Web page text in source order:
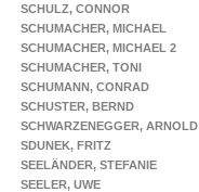
SCHULZ, CONNOR
SCHUMACHER, MICHAEL
SCHUMACHER, MICHAEL 2
SCHUMACHER, TONI
SCHUMANN, CONRAD
SCHUSTER, BERND
SCHWARZENEGGER, ARNOLD
SDUNEK, FRITZ
SEELÄNDER, STEFANIE
SEELER, UWE